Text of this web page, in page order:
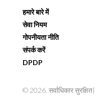
हमारे बारे में
सेवा नियम
गोपनीयता नीति
संपर्क करें
DPDP
© 2026. सर्वाधिकार सुरक्षित|